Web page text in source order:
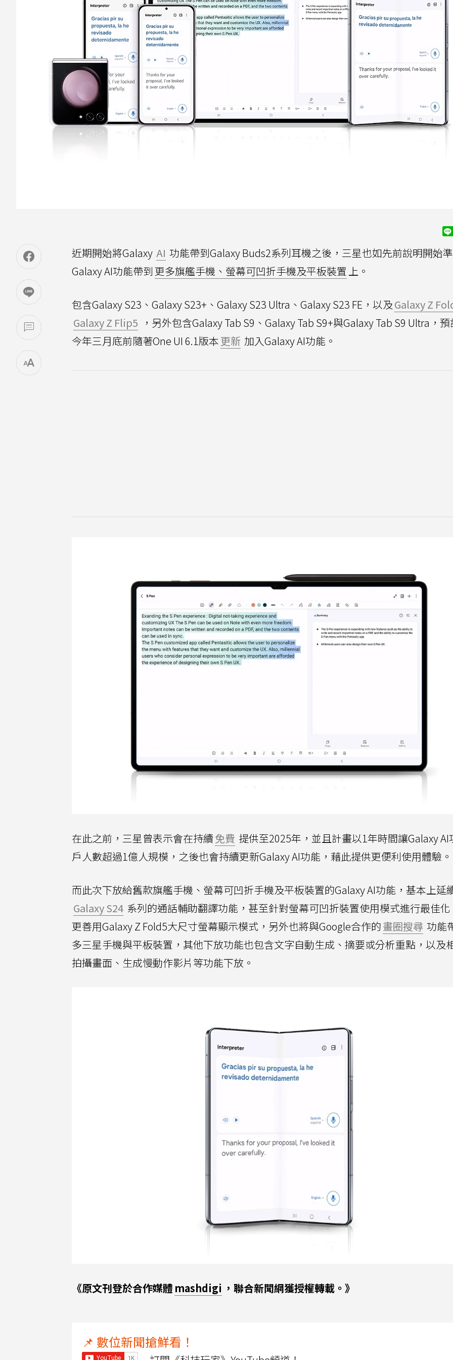
近期開始將Galaxy AI 功能帶到Galaxy Buds2系列耳機之後，三星也如先前說明開始
Galaxy AI功能帶到更多旗艦手機、螢幕可凹折手機及平板裝置 上。
包含Galaxy S23、Galaxy S23+、Galaxy S23 Ultra、Galaxy S23 FE，以及Galaxy Z
Galaxy Z Flip5 ，另外包含Galaxy Tab S9、Galaxy Tab S9+與Galaxy Tab S9 Ultra，
今年三月底前隨著One UI 6.1版本更新 加入Galaxy AI功能。
在此之前，三星曾表示會在持續免費 提供至2025年，並且計畫以1年時間讓Galaxy AI
戶人數超過1億人規模，之後也會持續更新Galaxy AI功能，藉此提供更便利使用體驗。
而此次下放給舊款旗艦手機、螢幕可凹折手機及平板裝置的Galaxy AI功能，基本上延
Galaxy S24 系列的通話輔助翻譯功能，甚至針對螢幕可凹折裝置使用模式進行最佳
更善用Galaxy Z Fold5大尺寸螢幕顯示模式，另外也將與Google合作的畫圈搜尋 功能
多三星手機與平板裝置，其他下放功能也包含文字自動生成、摘要或分析重點，以及
拍攝畫面、生成慢動作影片等功能下放。
《原文刊登於合作媒體 mashdigi ，聯合新聞網獲授權轉載。》
📌 數位新聞搶鮮看！